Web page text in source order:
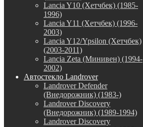
Lancia Y10 (Хетчбек) (1985-
1996)
Lancia Y11 (Хетчбек) (1996-
2003)
Lancia Y12/Ypsilon (Хетчбек)
(2003-2011)
Lancia Zeta (Минивен) (1994-
2002)
Автостекло Landrover
Landrover Defender
(Внедорожник) (1983-)
Landrover Discovery
(Внедорожник) (1989-1994)
Landrover Discovery